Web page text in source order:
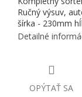
Ručný výsuv,
šírka - 230mm
Detailné
OPÝTAŤ SA